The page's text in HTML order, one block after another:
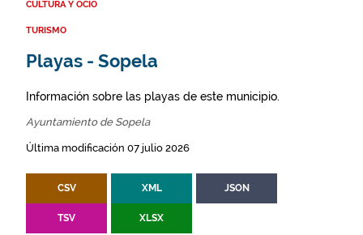
CULTURA Y OCIO
TURISMO
Playas - Sopela
Información sobre las playas de este municipio.
Ayuntamiento de Sopela
Última modificación 07 julio 2026
CSV XML JSON
TSV XLSX